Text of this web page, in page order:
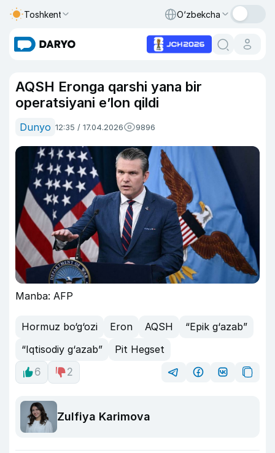
Toshkent O‘zbekcha
AQSH Eronga qarshi yana bir
operatsiyani e’lon qildi
Dunyo 12:35 / 17.04.2026 9896
Manba: AFP
Hormuz bo‘g‘ozi Eron AQSH
“Epik g‘azab”
“Iqtisodiy g‘azab”
Pit Hegset
6
2
Zulfiya Karimova